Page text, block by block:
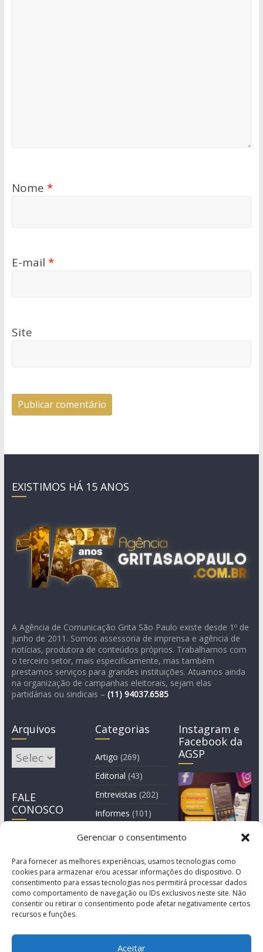
Gerenciar o consentimento
Para fornecer as melhores experiências, usamos tecnologias como
cookies para armazenar e/ou acessar informações do dispositivo. O
consentimento para essas tecnologias nos permitirá processar dados
como comportamento de navegação ou IDs exclusivos neste site. Não
consentir ou retirar o consentimento pode afetar negativamente certos
recursos e funções.
Aceitar
Nome *
E-mail *
Site
EXISTIMOS HÁ 15 ANOS
A Agência de Comunicação Grita São Paulo existe desde 1º de
junho de 2011. Somos assessoria de imprensa e agência de
notícias, produtora de conteúdos próprios. Trabalhamos com
o terceiro setor, mais especificamente, mas também
prestamos serviços para grandes instituições. Atuamos ainda
na organização de campanhas eleitorais, sejam elas
partidárias ou sindicais – (11) 94037.6585
Arquivos
Arquivos
FALE
CONOSCO
Categorias
Artigo (269)
Editorial (43)
Entrevistas (202)
Informes (101)
Instagram e
Facebook da
AGSP